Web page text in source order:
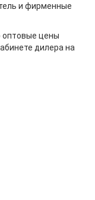
и фирменные
оптовые цены
дилера на